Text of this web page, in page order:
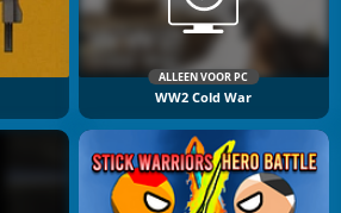
ALLEEN VOOR PC
WW2 Cold War